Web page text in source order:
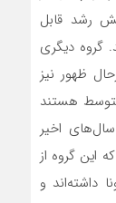
2022 نیز با کاهش رشد قابل
گروه دیگری
ظهور نیز
هستند
اخیر
این گروه از
داشته‌‌‌اند و